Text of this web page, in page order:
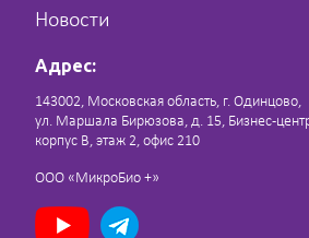
Новости
Адрес:
143002, Московская область, г. Одинцово,
ул. Маршала Бирюзова, д. 15, Бизнес-
корпус В, этаж 2, офис 210
ООО «МикроБио +»